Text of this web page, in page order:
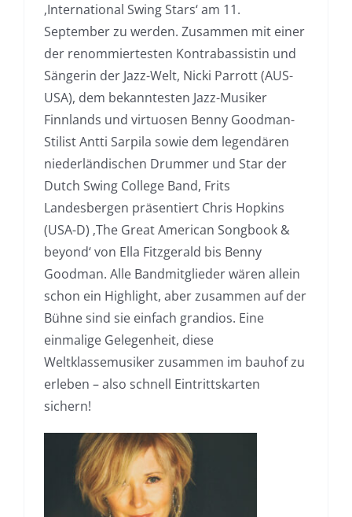
‚International Swing Stars‘ am 11.
September zu werden. Zusammen mit einer
der renommiertesten Kontrabassistin und
Sängerin der Jazz-Welt, Nicki Parrott (AUS-
USA), dem bekanntesten Jazz-Musiker
Finnlands und virtuosen Benny Goodman-
Stilist Antti Sarpila sowie dem legendären
niederländischen Drummer und Star der
Dutch Swing College Band, Frits
Landesbergen präsentiert Chris Hopkins
(USA-D) ‚The Great American Songbook &
beyond‘ von Ella Fitzgerald bis Benny
Goodman. Alle Bandmitglieder wären allein
schon ein Highlight, aber zusammen auf der
Bühne sind sie einfach grandios. Eine
einmalige Gelegenheit, diese
Weltklassemusiker zusammen im bauhof zu
erleben – also schnell Eintrittskarten
sichern!